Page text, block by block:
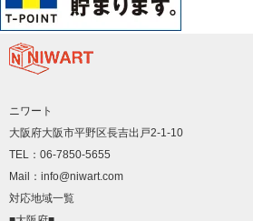
ニワート
大阪府大阪市平野区長吉出戸2-1-10
TEL：06-7850-5655
Mail：info@niwart.com
対応地域一覧